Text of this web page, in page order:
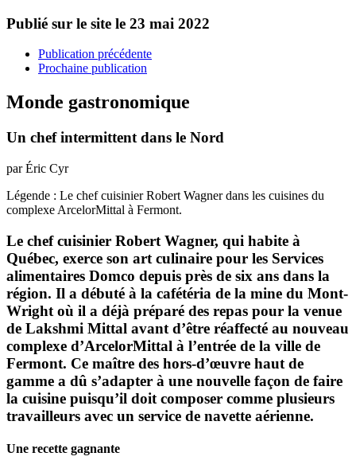
Publié sur le site le 23 mai 2022
Publication précédente
Prochaine publication
Monde gastronomique
Un chef intermittent dans le Nord
par Éric Cyr
Légende : Le chef cuisinier Robert Wagner dans les cuisines du
complexe ArcelorMittal à Fermont.
Le chef cuisinier Robert Wagner, qui habite à
Québec, exerce son art culinaire pour les Services
alimentaires Domco depuis près de six ans dans la
région. Il a débuté à la cafétéria de la mine du Mont-
Wright où il a déjà préparé des repas pour la venue
de Lakshmi Mittal avant d’être réaffecté au nouveau
complexe d’ArcelorMittal à l’entrée de la ville de
Fermont. Ce maître des hors-d’œuvre haut de
gamme a dû s’adapter à une nouvelle façon de faire
la cuisine puisqu’il doit composer comme plusieurs
travailleurs avec un service de navette aérienne.
Une recette gagnante